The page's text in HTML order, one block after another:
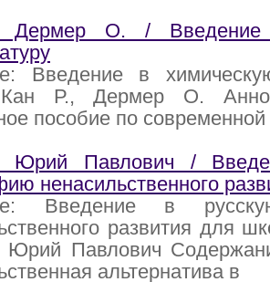
Дермер О. / Введение
Введение в
Р., Дермер О.
пособие по
Юрий Павлович /
ненасильственного
Введение в
развития для
Юрий Павлович
альтернатива в